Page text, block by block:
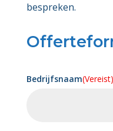
bespreken.
Bedrijfsnaam(Vereist)